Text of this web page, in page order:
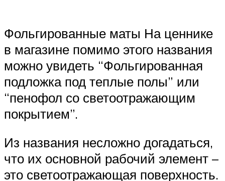
Фольгированные маты На ценнике
в магазине помимо этого названия
можно увидеть “Фольгированная
подложка под теплые полы” или
“пенофол со светоотражающим
покрытием”.
Из названия несложно догадаться,
что их основной рабочий элемент –
это светоотражающая поверхность.